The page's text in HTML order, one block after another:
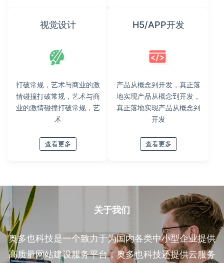
视觉设计
打破常规，艺术与商业的激
情碰撞打破常规，艺术与商
业的激情碰撞打破常规，艺
术
查看更多
H5/APP开发
产品从概念到开发，真正落
地实现产品从概念到开发，
真正落地实现产品从概念到
开发
查看更多
关于我们
奥多也科技是一个致力于为国内各类中小型企业提供
高质量网站建设服务平台，奥多也科技还提供云服务